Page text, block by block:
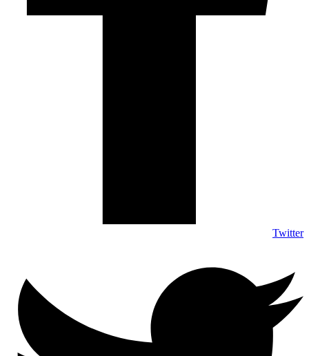
Twitter